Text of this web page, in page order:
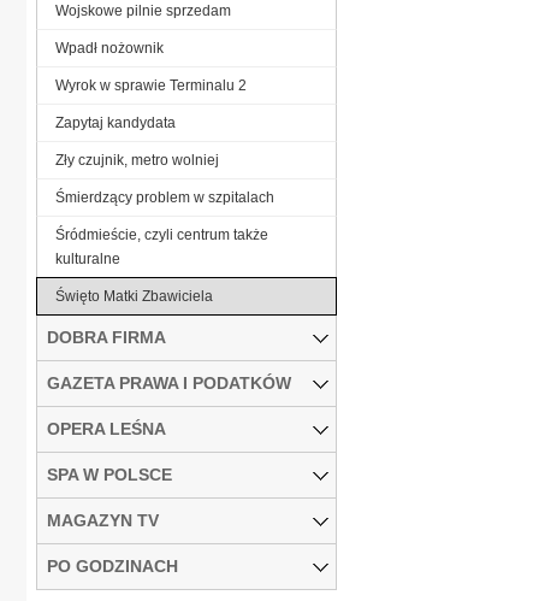
Wojskowe pilnie sprzedam
Wpadł nożownik
Wyrok w sprawie Terminalu 2
Zapytaj kandydata
Zły czujnik, metro wolniej
Śmierdzący problem w szpitalach
Śródmieście, czyli centrum także
kulturalne
Święto Matki Zbawiciela
DOBRA FIRMA
GAZETA PRAWA I PODATKÓW
OPERA LEŚNA
SPA W POLSCE
MAGAZYN TV
PO GODZINACH